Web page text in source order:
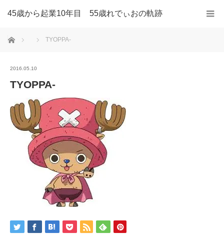
45歳から起業10年目 55歳れでぃおの軌跡
ホーム TYOPPA-
2016.05.10
TYOPPA-